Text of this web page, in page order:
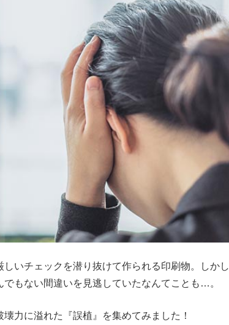
いチェックを潜り抜けて作られる印刷物。しか
もない間違いを見逃していたなんてことも…。
力に溢れた『誤植』を集めてみました！